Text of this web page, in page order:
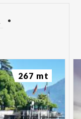
267 mt